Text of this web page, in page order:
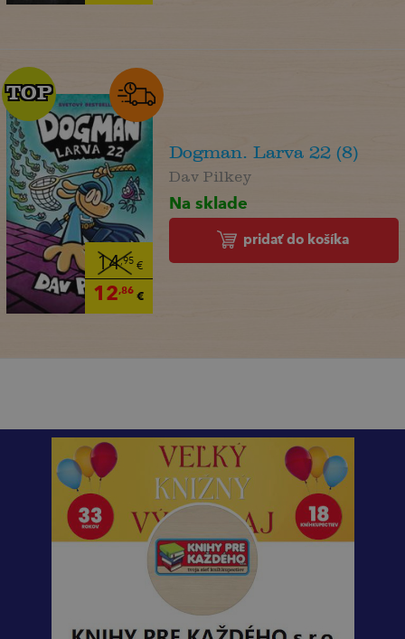
14,95€
12,86€
TOP
TOP
Dogman. Larva 22 (8)
Dav Pilkey
Na sklade
pridať do košíka